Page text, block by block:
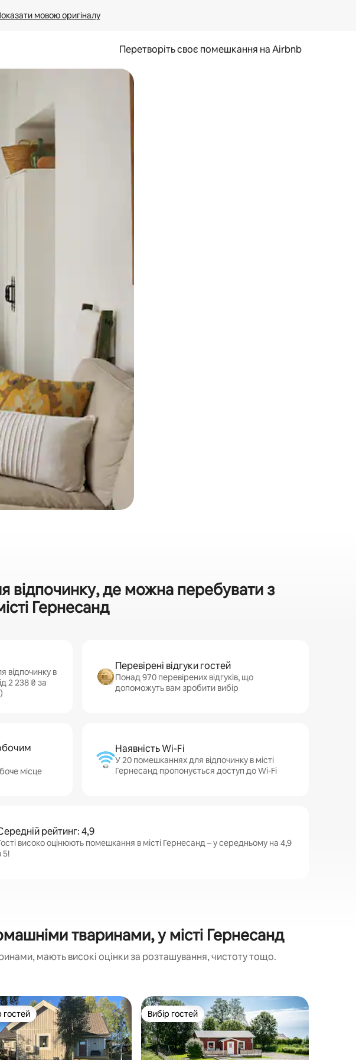
мовою оригіналу
Перетворіть своє помешкання на Airbnb
та вниз або жести дотику та гортання.
де можна перебувати з
Гернесанд
відпочинку в
2 238 ₴ за
Перевірені відгуки гостей
Понад 970 перевірених відгуків, що
допоможуть вам зробити вибір
місце
Наявність Wi-Fi
У 20 помешканнях для відпочинку в місті
Гернесанд пропонується доступ до Wi-Fi
рейтинг: 4,9
високо оцінюють помешкання в місті Гернесанд – у середньому на 4,9
5!
тваринами, у місті Гернесанд
мають високі оцінки за розташування, чистоту тощо.
гостей
гостей Вибір гостей
Вибір гостей